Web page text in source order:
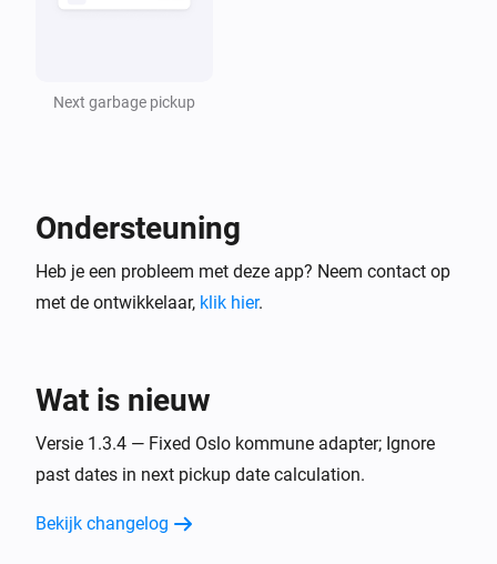
Next garbage pickup
Ondersteuning
Heb je een probleem met deze app? Neem contact op
met de ontwikkelaar, klik hier.
Wat is nieuw
Versie 1.3.4 — Fixed Oslo kommune adapter; Ignore
past dates in next pickup date calculation.
Bekijk changelog